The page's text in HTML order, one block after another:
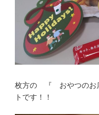
枚方の 『 おやつのお
トです！！